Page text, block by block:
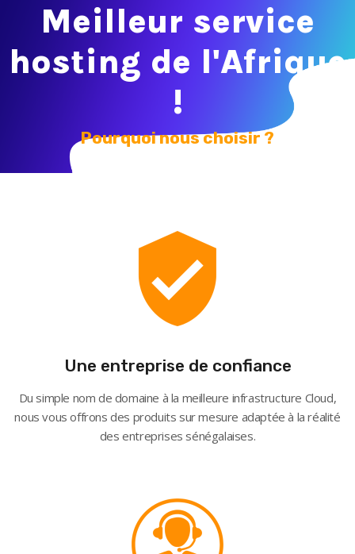
Meilleur service
hosting de l'Afrique
!
Pourquoi nous choisir ?
Une entreprise de confiance
Du simple nom de domaine à la meilleure infrastructure Cloud,
nous vous offrons des produits sur mesure adaptée à la réalité
des entreprises sénégalaises.